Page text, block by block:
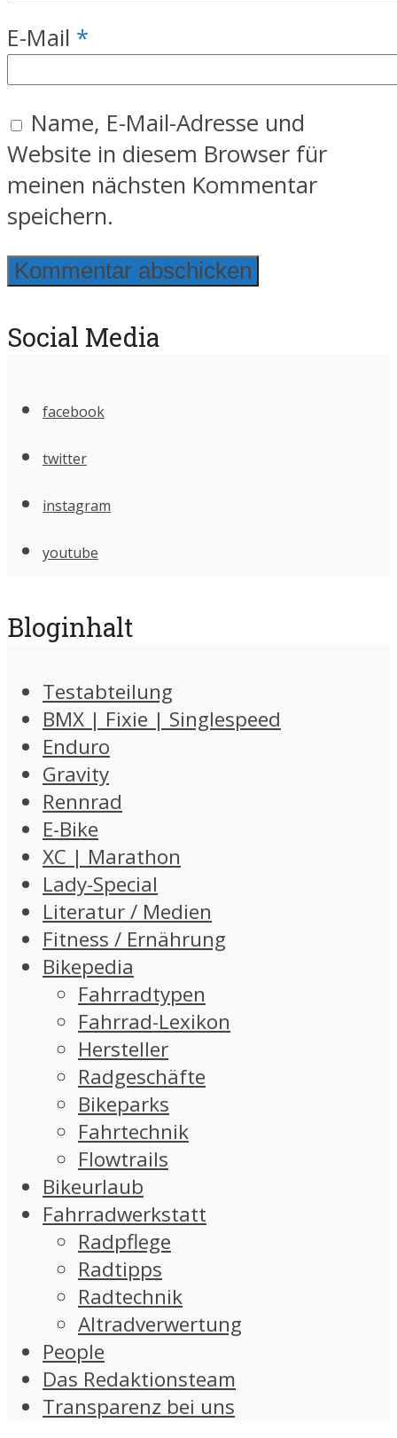
E-Mail *
Name, E-Mail-Adresse und
Website in diesem Browser für
meinen nächsten Kommentar
speichern.
Social Media
facebook
twitter
instagram
youtube
Bloginhalt
Testabteilung
BMX | Fixie | Singlespeed
Enduro
Gravity
Rennrad
E-Bike
XC | Marathon
Lady-Special
Literatur / Medien
Fitness / Ernährung
Bikepedia
Fahrradtypen
Fahrrad-Lexikon
Hersteller
Radgeschäfte
Bikeparks
Fahrtechnik
Flowtrails
Bikeurlaub
Fahrradwerkstatt
Radpflege
Radtipps
Radtechnik
Altradverwertung
People
Das Redaktionsteam
Transparenz bei uns